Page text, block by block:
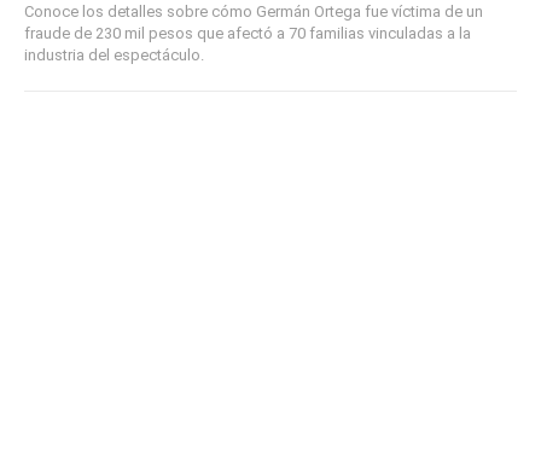
Conoce los detalles sobre cómo Germán Ortega fue víctima de un
fraude de 230 mil pesos que afectó a 70 familias vinculadas a la
industria del espectáculo.